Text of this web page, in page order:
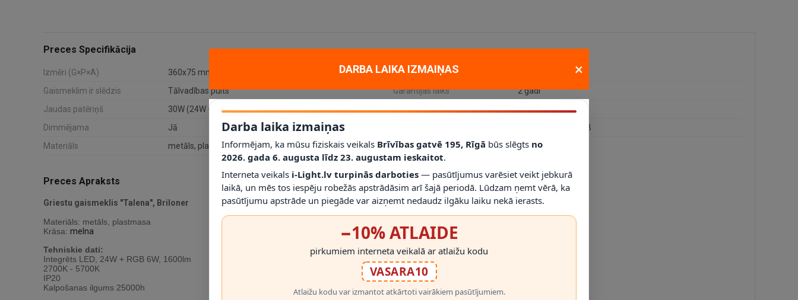
Preces Specifikācija
Izmēri (G×P×A) 360x75 mm Aizsardzības klase
Gaismeklim ir slēdzis
Tālvadības pults Garantijas laiks
2 gadi
Jaudas patēriņš
30W (24W + 6W) Gaismas plūsma
1600 Lm
Dimmējama
Jā
Integrēts LED + RGB
Materiāls
metāls, plastmasa / balta vai melna
Preces Apraksts
Griestu gaismeklis "Talena", Briloner
Materiāls: metāls, plastmasa
Krāsa: melna
Tehniskie dati:
Integrēts LED, 24W + RGB 6W, 1600lm
2700K - 5700K
IP20
Kalpošanas ilgums 25000h
DARBA LAIKA IZMAIŅAS ×
Darba laika izmaiņas
Informējam, ka mūsu fiziskais veikals Brīvības gatvē 195, Rīgā būs slēgts no
2026. gada 6. augusta līdz 23. augustam ieskaitot.
Interneta veikals i-Light.lv turpinās darboties — pasūtījumus varēsiet veikt jebkurā
laikā, un mēs tos iespēju robežās apstrādāsim arī šajā periodā. Lūdzam ņemt vērā, ka
pasūtījumu apstrāde un piegāde var aizņemt nedaudz ilgāku laiku nekā ierasts.
−10% ATLAIDE
pirkumiem interneta veikalā ar atlaižu kodu
VASARA10
Atlaižu kodu var izmantot atkārtoti vairākiem pasūtījumiem.